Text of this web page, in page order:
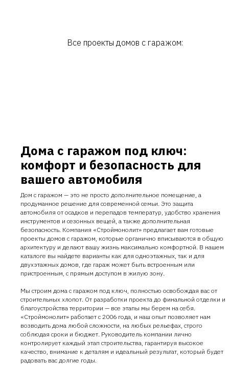
Все проекты домов с гаражом:
Дома с гаражом под ключ:
комфорт и безопасность для
вашего автомобиля
Дом с гаражом — это не просто дополнительное помещение, а
продуманное решение для современной семьи. Это защита
автомобиля от осадков и перепадов температур, удобство хранения
инструментов и сезонных вещей, а также дополнительная
безопасность. Компания «Строймонолит» предлагает вам готовые
проекты домов с гаражом, которые органично вписываются в общую
архитектуру и делают вашу жизнь максимально комфортной. В нашем
каталоге вы найдете варианты как для одноэтажных, так и для
двухэтажных домов, где гараж может быть встроенным или
пристроенным, с прямым доступом в жилую зону.
Мы строим дома с гаражом под ключ, полностью освобождая вас от
строительных хлопот. От разработки проекта до финальной отделки и
благоустройства территории — все этапы мы берем на себя.
«Строймонолит» работает с 2006 года, и наш опыт позволяет нам
возводить дома любой сложности, на любых рельефах, строго
соблюдая сроки и бюджет. Руководитель компании лично
контролирует каждый этап строительства, гарантируя высокое
качество, внимание к деталям и идеальный результат, который будет
радовать вас долгие годы.